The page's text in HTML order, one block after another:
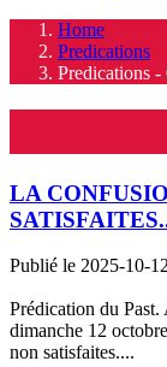
Home
Predications
Predications -
LA
Publié le 2025-10-
Prédication du Past.
dimanche 12
non satisfaites....